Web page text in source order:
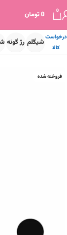
0
0تومان
درخواست
کالا
شیگلم رژ گونه
خانه
فروخته شده